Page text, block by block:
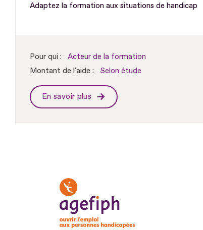
Adaptez la formation aux situations de handicap
Pour qui :
Acteur de la formation
Montant de l'aide :
Selon étude
En savoir plus